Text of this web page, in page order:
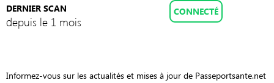
DERNIER SCAN
depuis le 1 mois
CONNECTÉ
Informez-vous sur les actualités et mises à jour de Passeportsante.net